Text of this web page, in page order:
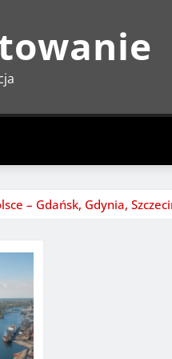
– Gdańsk, Gdynia,